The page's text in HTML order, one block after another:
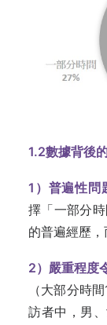
1.2數據背後
1 ）普遍性問
擇「一部分
的普遍經歷，
2）嚴重程度
（大部分時
訪者中，男